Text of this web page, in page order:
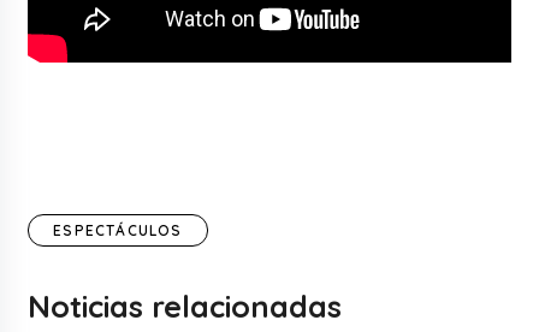
ESPECTÁCULOS
Noticias relacionadas